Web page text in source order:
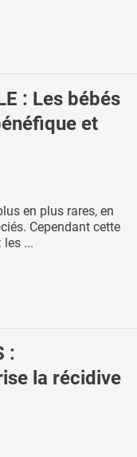
: Les bébés
et
en plus rares, en
Cependant cette
les ...
:
la récidive